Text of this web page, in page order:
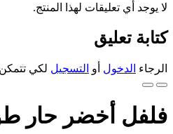
لا يوجد أي تعليقات لهذا المنتج.
كتابة تعليق
الرجاء الدخول أو التسجيل لكي
فلفل أخضر حار